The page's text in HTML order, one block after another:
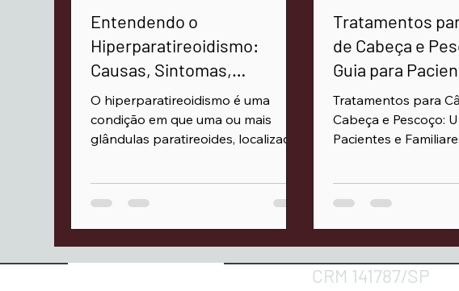
Entendendo o
Hiperparatireoidismo:
Causas, Sintomas,
Diagnóstico e Tratamento
O hiperparatireoidismo é uma
condição em que uma ou mais
glândulas paratireoides, localizadas
Tratamentos
de Cabeça e
Guia para
Familiares
Tratamentos para
Cabeça e Pescoço:
Pacientes e
CRM 141787/SP